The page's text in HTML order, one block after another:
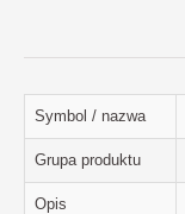
Symbol / nazwa
Grupa produktu
Opis